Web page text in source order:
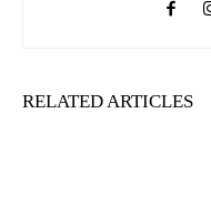
RELATED ARTICLES